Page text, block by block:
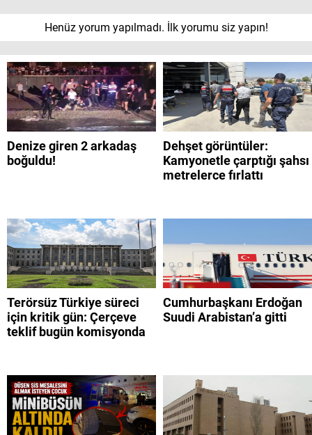
Henüz yorum yapılmadı. İlk yorumu siz yapın!
Denize giren 2 arkadaş
boğuldu!
Dehşet görüntüler:
Kamyonetle çarptığı şahsı
metrelerce fırlattı
Terörsüz Türkiye süreci
için kritik gün: Çerçeve
teklif bugün komisyonda
Cumhurbaşkanı Erdoğan
Suudi Arabistan’a gitti